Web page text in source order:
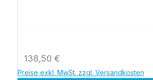
Regulärer Preis:
138,50 €
Preise exkl. MwSt. zzgl. Versandkosten